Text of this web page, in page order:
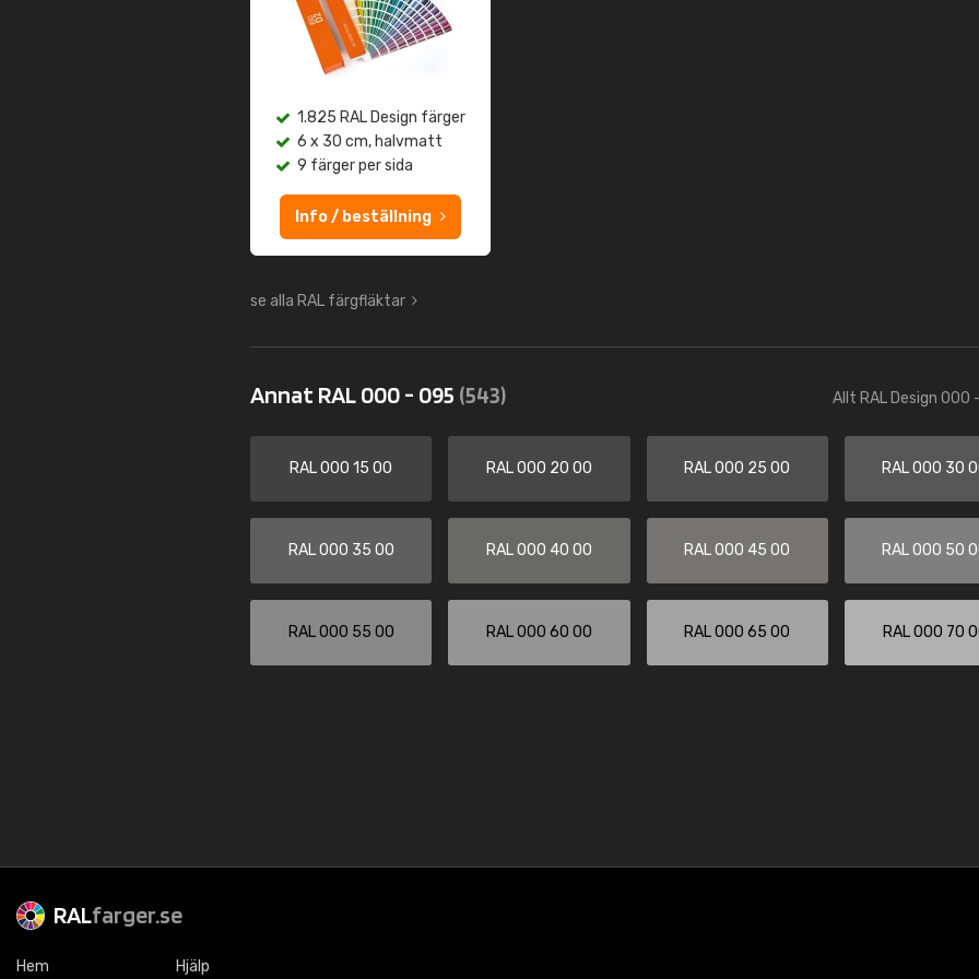
1.825 RAL Design färger
6 x 30 cm, halvmatt
9 färger per sida
Info / beställning
se alla RAL färgfläktar
Annat RAL 000 - 095 (543) Allt RAL Design 000
RAL 000 15 00 RAL 000 20 00 RAL 000 25 00 RAL 000 30
RAL 000 35 00 RAL 000 40 00 RAL 000 45 00 RAL 000 50
RAL 000 55 00 RAL 000 60 00 RAL 000 65 00 RAL 000 70
RALfarger.se
Hem Hjälp